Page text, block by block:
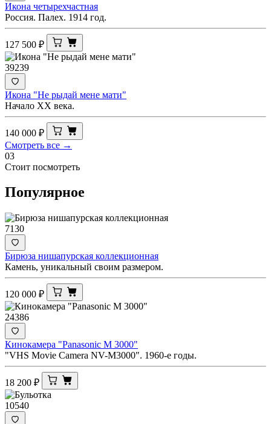
Икона четырехчастная
Россия. Палех. 1914 год.
127 500 ₽
39239
Икона "Не рыдай мене мати"
Начало ХХ века.
140 000 ₽
Смотреть все →
03
Стоит посмотреть
Популярное
7130
Бирюза нишапурская коллекционная
Камень, уникальный своим размером.
120 000 ₽
24386
Кинокамера "Panasonic M 3000"
"VHS Movie Camera NV-M3000". 1960-е годы.
18 200 ₽
10540